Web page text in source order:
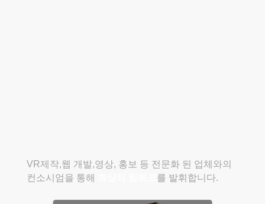
VR제작,웹 개발,영상, 홍보 등 전문화 된 업체와의
컨소시엄을 통해
를 발휘합니다.